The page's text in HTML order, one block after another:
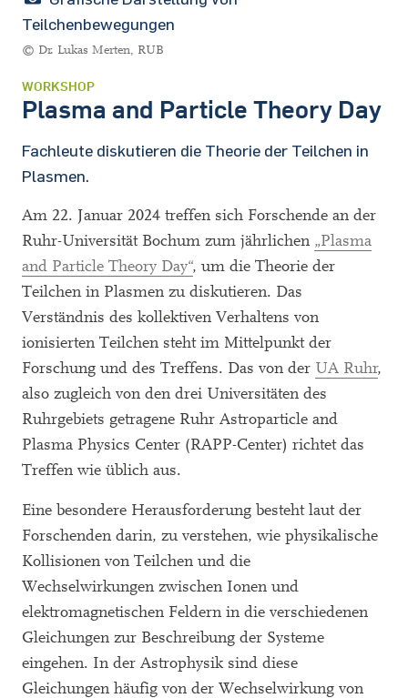
Teilchenbewegungen
© Dr. Lukas Merten, RUB
WORKSHOP
Plasma and Particle Theory Day
Fachleute diskutieren die Theorie der Teilchen in
Plasmen.
Am 22. Januar 2024 treffen sich Forschende an der
Ruhr-Universität Bochum zum jährlichen „Plasma
and Particle Theory Day“, um die Theorie der
Teilchen in Plasmen zu diskutieren. Das
Verständnis des kollektiven Verhaltens von
ionisierten Teilchen steht im Mittelpunkt der
Forschung und des Treffens. Das von der UA Ruhr,
also zugleich von den drei Universitäten des
Ruhrgebiets getragene Ruhr Astroparticle and
Plasma Physics Center (RAPP-Center) richtet das
Treffen wie üblich aus.
Eine besondere Herausforderung besteht laut der
Forschenden darin, zu verstehen, wie physikalische
Kollisionen von Teilchen und die
Wechselwirkungen zwischen Ionen und
elektromagnetischen Feldern in die verschiedenen
Gleichungen zur Beschreibung der Systeme
eingehen. In der Astrophysik sind diese
Gleichungen häufig von der Wechselwirkung von